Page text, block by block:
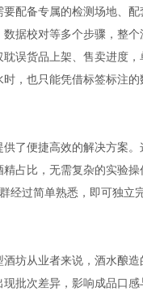
备专属的检测场地、配
据校对等多个步骤，整
误货品上架、售卖进度
，也只能凭借标签标注
便捷高效的解决方案。
占比，无需复杂的实验
经过简单熟悉，即可独立
从业者来说，酒水酿造
批次差异，影响成品口